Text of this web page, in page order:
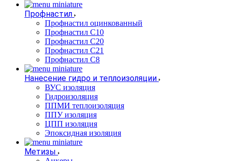
Профнастил
Профнастил оцинкованный
Профнастил С10
Профнастил С20
Профнастил С21
Профнастил С8
Нанесение гидро и теплоизоляции
ВУС изоляция
Гидроизоляция
ППМИ теплоизоляция
ППУ изоляция
ЦПП изоляция
Эпоксидная изоляция
Метизы